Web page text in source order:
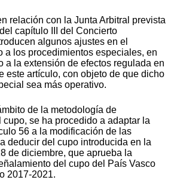
relación con la Junta Arbitral prevista
capítulo III del Concierto
algunos ajustes en el
a los procedimientos especiales, en
a la extensión de efectos regulada en
este artículo, con objeto de que dicho
sea más operativo.
de la metodología de
se ha procedido a adaptar la
56 a la modificación de las
deducir del cupo introducida en la
de diciembre, que aprueba la
del cupo del País Vasco
2017-2021.